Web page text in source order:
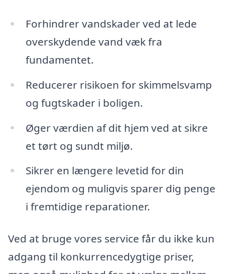
Forhindrer vandskader ved at lede
overskydende vand væk fra
fundamentet.
Reducerer risikoen for skimmelsvamp
og fugtskader i boligen.
Øger værdien af dit hjem ved at sikre
et tørt og sundt miljø.
Sikrer en længere levetid for din
ejendom og muligvis sparer dig penge
i fremtidige reparationer.
Ved at bruge vores service får du ikke kun
adgang til konkurrencedygtige priser,